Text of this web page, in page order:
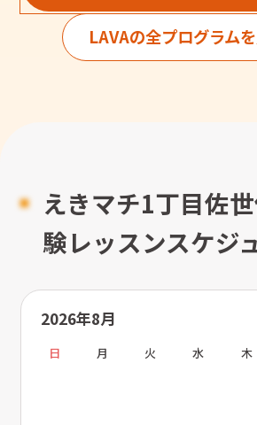
LAVAの全プログラム
えきマチ1丁目佐
験レッスンスケジ
2026年8月
日 月 火 水 木